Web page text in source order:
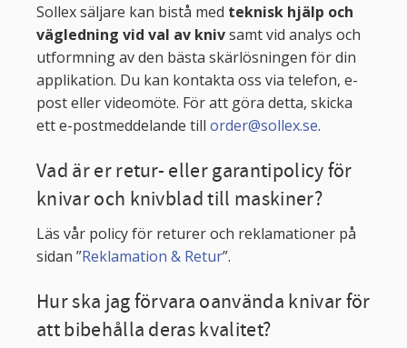
Sollex säljare kan bistå med teknisk hjälp och
vägledning vid val av knivsamt vid analys och
utformning av den bästa skärlösningen för din
applikation. Du kan kontakta oss via telefon, e-
post eller videomöte. För att göra detta, skicka
ett e-postmeddelande till order@sollex.se.
Vad är er retur- eller garantipolicy för
knivar och knivblad till maskiner?
Läs vår policy för returer och reklamationer på
sidan ”Reklamation & Retur”.
Hur ska jag förvara oanvända knivar för
att bibehålla deras kvalitet?